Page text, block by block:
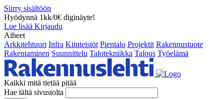
Siirry sisältöön
Hyödynnä 1kk/0€ diginäyte!
Lue lisää Kirjaudu
Aiheet
Arkkitehtuuri Infra Kiinteistöt Pientalo Projektit Rakennustuote
Rakentaminen Suunnittelu Talotekniikka Talous Työelämä
Kaikki mitä tietää pitää
Hae tältä sivustolta